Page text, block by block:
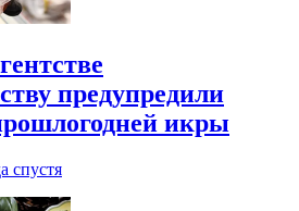
предупредили
икры
спустя